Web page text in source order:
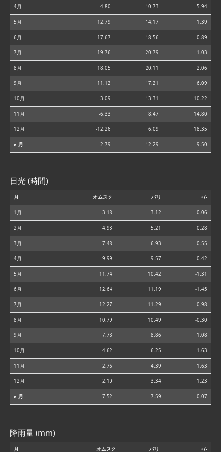
4月 4.80 10.73 5.94
5月 12.79 14.17 1.39
6月 17.67 18.56 0.89
7月 19.76 20.79 1.03
8月 18.05 20.11 2.06
9月 11.12 17.21 6.09
10月 3.09 13.31 10.22
11月 -6.33 8.47 14.80
12月 -12.26 6.09 18.35
⌀ 月 2.79 12.29 9.50
日光 (時間)
月 オムスク パリ +/-
1月 3.18 3.12 -0.06
2月 4.93 5.21 0.28
3月 7.48 6.93 -0.55
4月 9.99 9.57 -0.42
5月 11.74 10.42 -1.31
6月 12.64 11.19 -1.45
7月 12.27 11.29 -0.98
8月 10.79 10.49 -0.30
9月 7.78 8.86 1.08
10月 4.62 6.25 1.63
11月 2.76 4.39 1.63
12月 2.10 3.34 1.23
⌀ 月 7.52 7.59 0.07
降雨量 (mm)
月 オムスク パリ +/-